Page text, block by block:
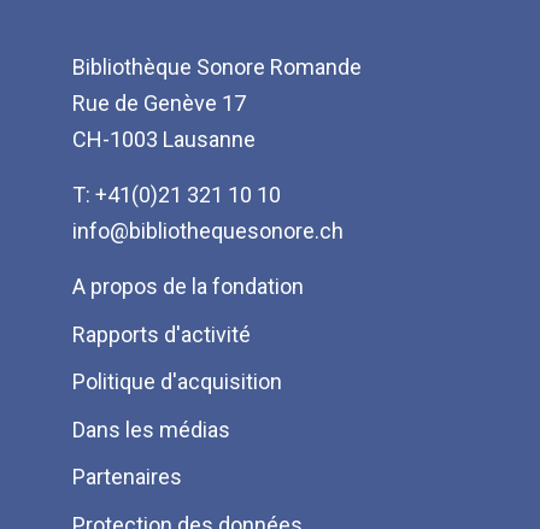
Bibliothèque Sonore Romande
Rue de Genève 17
CH-1003 Lausanne
T: +41(0)21 321 10 10
info@bibliothequesonore.ch
Menu
Pied
de
page
A propos de la fondation
Rapports d'activité
Politique d'acquisition
Dans les médias
Partenaires